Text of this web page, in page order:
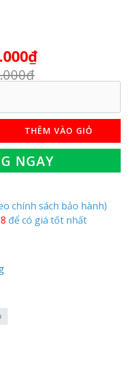
THÊM VÀO GIỎ
NGAY
chính sách bảo hành)
để có giá tốt nhất